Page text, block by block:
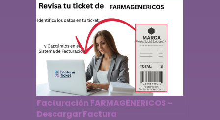
Facturación FARMAGENERICOS –
Descargar Factura